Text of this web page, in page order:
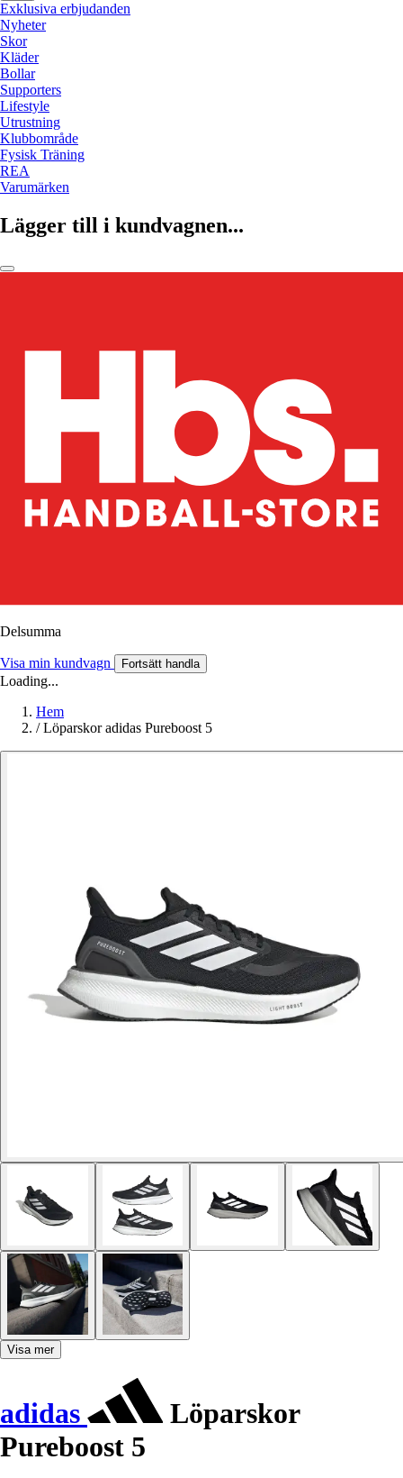
Exklusiva erbjudanden
Nyheter
Skor
Kläder
Bollar
Supporters
Lifestyle
Utrustning
Klubbområde
Fysisk Träning
REA
Varumärken
Lägger till i kundvagnen...
Delsumma
Visa min kundvagn Fortsätt handla
Loading...
Hem
/ Löparskor adidas Pureboost 5
Visa mer
adidas
Löparskor
Pureboost 5